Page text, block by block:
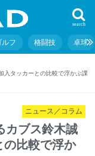
search
ルフ 格闘技 卓球
入タッカーとの比較で浮かぶ課
ニュース／コラム
カブス鈴木誠
比較で浮か